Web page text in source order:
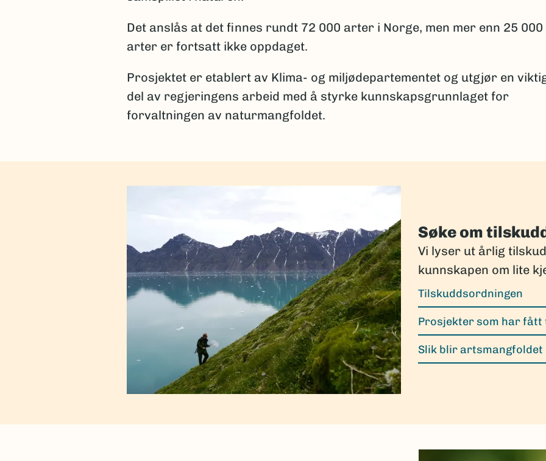
Det anslås at det finnes rundt 72 000 arter i Norge, men mer enn 25 000
arter er fortsatt ikke oppdaget.
Prosjektet er etablert av Klima- og miljødepartementet og utgjør en
del av regjeringens arbeid med å styrke kunnskapsgrunnlaget for
forvaltningen av naturmangfoldet.
Søke om
Vi lyser ut årlig
kunnskapen om lite
Tilskuddsordningen
Prosjekter som har fått
Slik blir